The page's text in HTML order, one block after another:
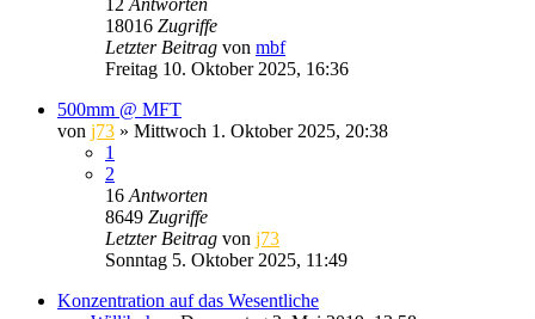
18016 Zugriffe
Letzter Beitrag von mbf
Freitag 10. Oktober 2025, 16:36
500mm @ MFT
von j73 » Mittwoch 1. Oktober 2025, 20:38
1
2
16 Antworten
8649 Zugriffe
Letzter Beitrag von j73
Sonntag 5. Oktober 2025, 11:49
Konzentration auf das Wesentliche